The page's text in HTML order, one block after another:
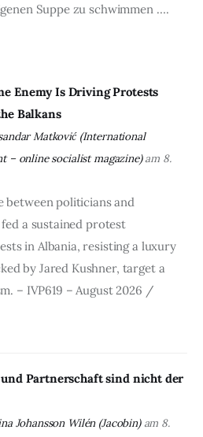
Suppe zu schwimmen ….
Enemy Is Driving Protests
Balkans
Matković (International
– online socialist magazine)am 8.
between politicians and
a sustained protest
in Albania, resisting a luxury
by Jared Kushner, target a
– IVP619 – August 2026 /
Partnerschaft sind nicht der
Johansson Wilén (Jacobin)am 8.